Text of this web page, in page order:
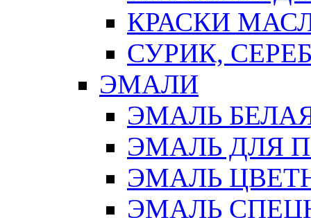
КРАСКИ
СУРИК,
ЭМАЛИ
ЭМАЛЬ
ЭМАЛЬ ДЛЯ
ЭМАЛЬ
ЭМАЛЬ